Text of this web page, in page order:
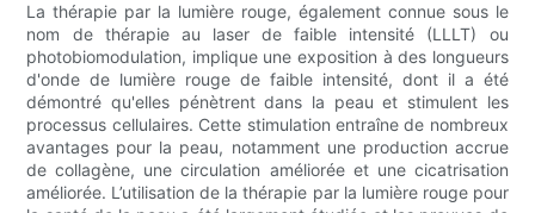
La thérapie par la lumière rouge, également connue sous le
nom de thérapie au laser de faible intensité (LLLT) ou
photobiomodulation, implique une exposition à des longueurs
d'onde de lumière rouge de faible intensité, dont il a été
démontré qu'elles pénètrent dans la peau et stimulent les
processus cellulaires. Cette stimulation entraîne de nombreux
avantages pour la peau, notamment une production accrue
de collagène, une circulation améliorée et une cicatrisation
améliorée. L’utilisation de la thérapie par la lumière rouge pour